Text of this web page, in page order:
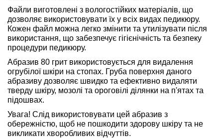
Файли виготовлені з вологостійких матеріалів, що
дозволяє використовувати їх у всіх видах педикюру.
Кожен файл можна легко змінити та утилізувати після
використання, що забезпечує гігієнічність та безпеку
процедури педикюру.
Абразив 80 грит використовується для видалення
огрубілої шкіри на стопах. Груба поверхня даного
абразиву дозволяє швидко та ефективно видаляти
тверду шкіру, мозолі та ороговілі ділянки на п'ятах та
підошвах.
Увага! Слід використовувати цей абразив з
обережністю, щоб не пошкодити здорову шкіру та не
викликати хворобливих відчуттів.